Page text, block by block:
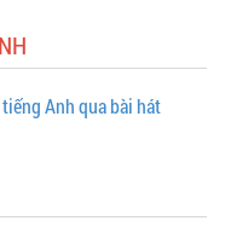
Anh qua bài hát